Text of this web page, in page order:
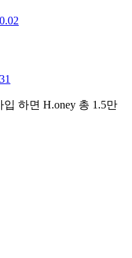
입 하면 H.oney 총 1.5만